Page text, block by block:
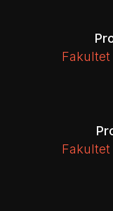
Fakultet
Fakultet